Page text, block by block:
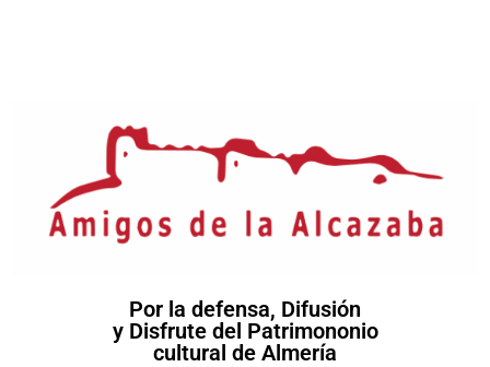
Por la defensa, Difusión
y Disfrute del Patrimononio
cultural de Almería